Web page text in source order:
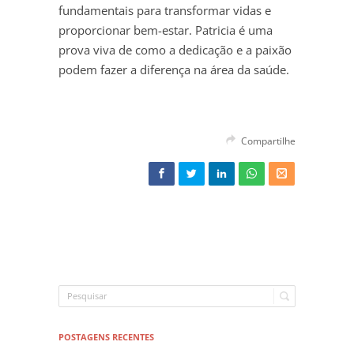
fundamentais para transformar vidas e
proporcionar bem-estar. Patricia é uma
prova viva de como a dedicação e a paixão
podem fazer a diferença na área da saúde.
Compartilhe
POSTAGENS RECENTES